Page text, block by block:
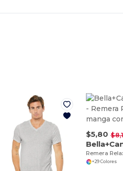
$5,80
+29 Colores